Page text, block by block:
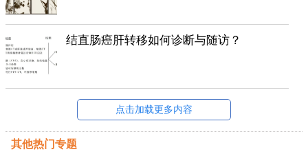
结直肠癌肝转移如何诊断与随访？
点击加载更多内容
其他热门专题